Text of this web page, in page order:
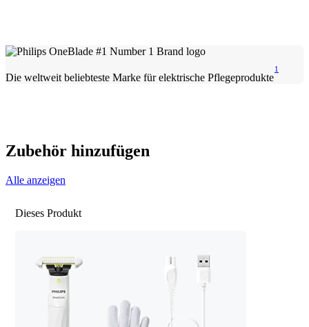
Die weltweit beliebteste Marke für elektrische Pflegeprodukte
1
Zubehör hinzufügen
Alle anzeigen
Dieses Produkt